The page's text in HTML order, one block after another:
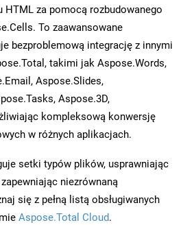
HTML za pomocą rozbudowanego
To zaawansowane
bezproblemową integrację z innymi
takimi jak Aspose.Words,
Aspose.Slides,
Aspose.3D,
kompleksową konwersję
w różnych aplikacjach.
setki typów plików, usprawniając
niezrównaną
się z pełną listą obsługiwanych
Aspose.Total Cloud.